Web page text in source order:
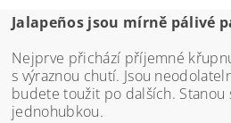
Jalapeños jsou mírně pálivé
Nejprve přichází příjemné
s výraznou chutí. Jsou
budete toužit po dalších. Stanou
jednohubkou.